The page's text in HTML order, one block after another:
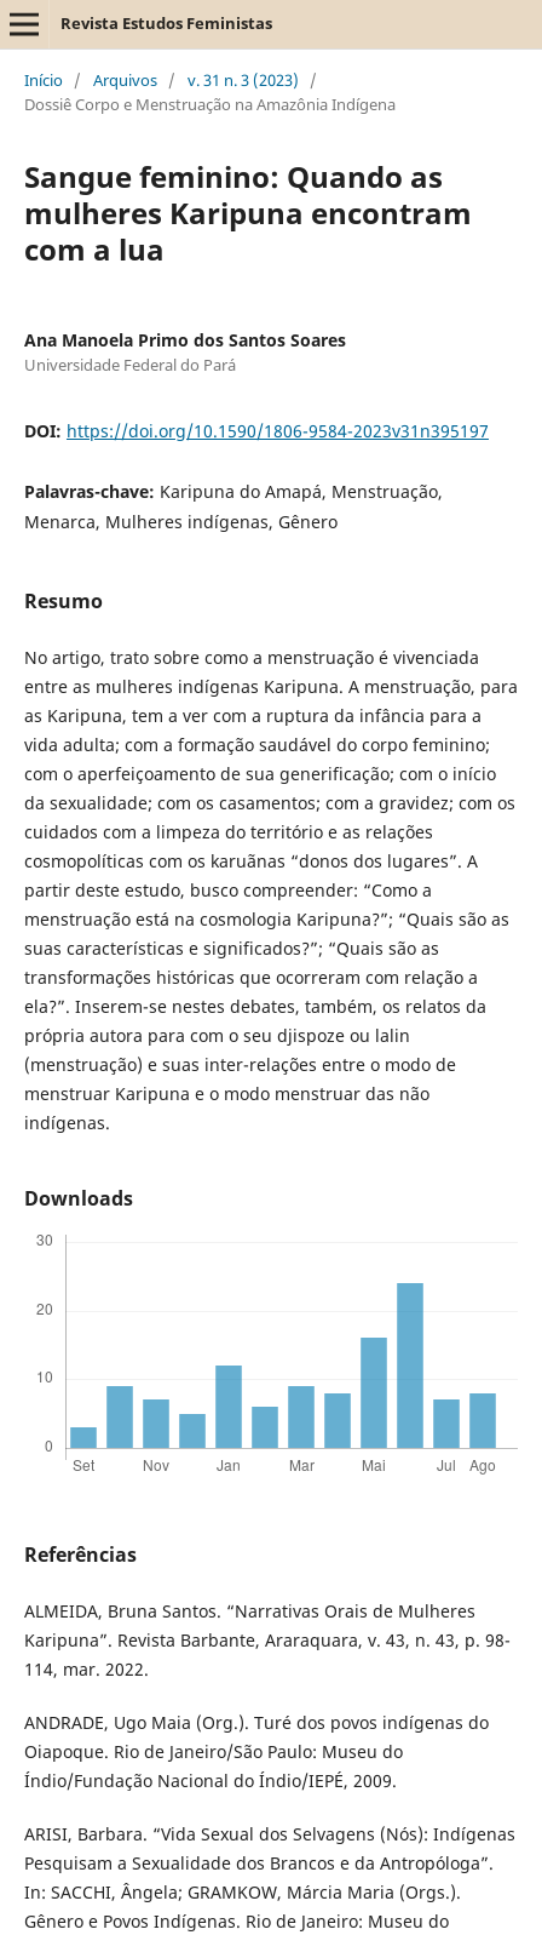
Revista Estudos Feministas
Início / Arquivos / v. 31 n. 3 (2023)
/
Dossiê Corpo e Menstruação na Amazônia Indígena
Sangue feminino: Quando as
mulheres Karipuna encontram
com a lua
Ana Manoela Primo dos Santos Soares
Universidade Federal do Pará
DOI: https://doi.org/10.1590/1806-9584-2023v31n395197
Palavras-chave: Karipuna do Amapá, Menstruação,
Menarca, Mulheres indígenas, Gênero
Resumo
No artigo, trato sobre como a menstruação é vivenciada
entre as mulheres indígenas Karipuna. A menstruação, para
as Karipuna, tem a ver com a ruptura da infância para a
vida adulta; com a formação saudável do corpo feminino;
com o aperfeiçoamento de sua generificação; com o início
da sexualidade; com os casamentos; com a gravidez; com os
cuidados com a limpeza do território e as relações
cosmopolíticas com os karuãnas “donos dos lugares”. A
partir deste estudo, busco compreender: “Como a
menstruação está na cosmologia Karipuna?”; “Quais são as
suas características e significados?”; “Quais são as
transformações históricas que ocorreram com relação a
ela?”. Inserem-se nestes debates, também, os relatos da
própria autora para com o seu djispoze ou lalin
(menstruação) e suas inter-relações entre o modo de
menstruar Karipuna e o modo menstruar das não
indígenas.
Downloads
Referências
ALMEIDA, Bruna Santos. “Narrativas Orais de Mulheres
Karipuna”. Revista Barbante, Araraquara, v. 43, n. 43, p. 98-
114, mar. 2022.
ANDRADE, Ugo Maia (Org.). Turé dos povos indígenas do
Oiapoque. Rio de Janeiro/São Paulo: Museu do
Índio/Fundação Nacional do Índio/IEPÉ, 2009.
ARISI, Barbara. “Vida Sexual dos Selvagens (Nós): Indígenas
Pesquisam a Sexualidade dos Brancos e da Antropóloga”.
In: SACCHI, Ângela; GRAMKOW, Márcia Maria (Orgs.).
Gênero e Povos Indígenas. Rio de Janeiro: Museu do